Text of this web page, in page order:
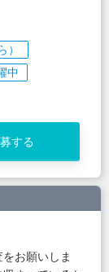
中
する
お願いしま